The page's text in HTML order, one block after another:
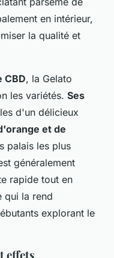
en intérieur,
la qualité et
CBD, la Gelato
les variétés. Ses
d'un délicieux
et de
palais les plus
généralement
rapide tout en
qui la rend
explorant le
effets